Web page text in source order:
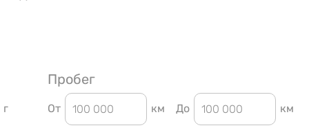
г
Пробег
От км До км